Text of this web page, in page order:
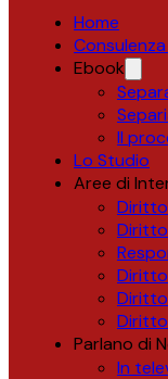
Home
Ebook
Il
Lo Studio
Aree di
Diritto
Diritto
Diritto
Diritto
Parlano di
In